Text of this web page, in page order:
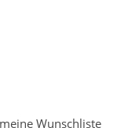
Wunschliste